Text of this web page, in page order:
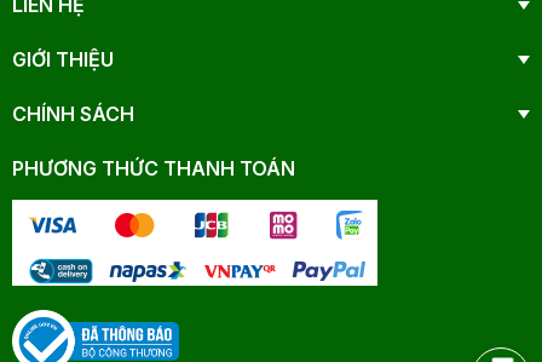
GIỚI THIỆU
CHÍNH SÁCH
PHƯƠNG THỨC THANH TOÁN